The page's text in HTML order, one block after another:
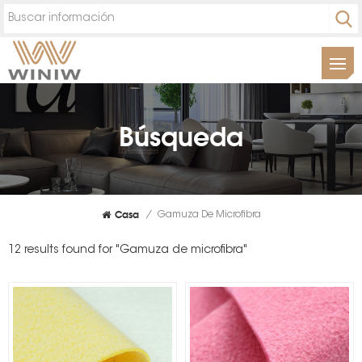
Búsqueda
Casa / Gamuza De Microfibra
12 results found for "Gamuza de microfibra"